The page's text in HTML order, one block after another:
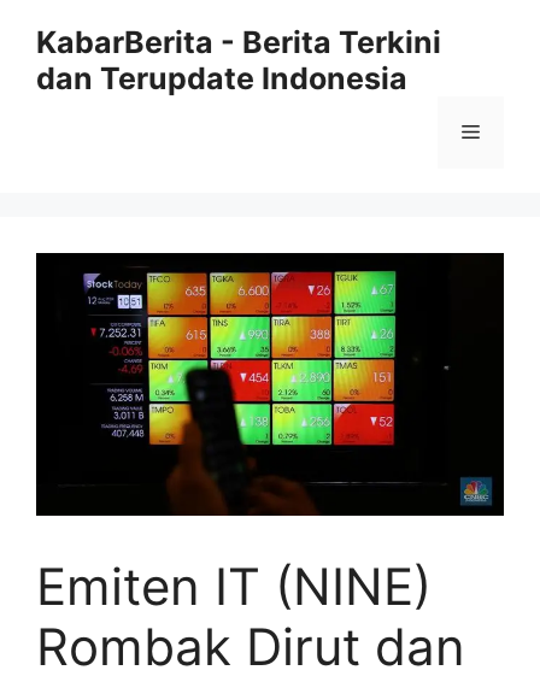
KabarBerita - Berita Terkini
dan Terupdate Indonesia
Menu
Emiten IT (NINE)
Rombak Dirut dan